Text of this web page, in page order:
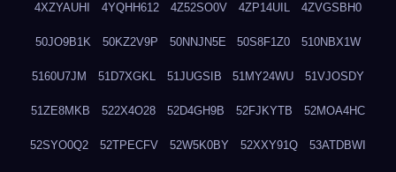
4XZYAUHI 4YQHH612 4Z52SO0V 4ZP14UIL 4ZVGSBH0
50JO9B1K 50KZ2V9P 50NNJN5E 50S8F1Z0 510NBX1W
5160U7JM 51D7XGKL 51JUGSIB 51MY24WU 51VJOSDY
51ZE8MKB 522X4O28 52D4GH9B 52FJKYTB 52MOA4HC
52SYO0Q2 52TPECFV 52W5K0BY 52XXY91Q 53ATDBWI